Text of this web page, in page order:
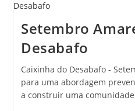
Setembro
Desabafo
Caixinha do Desabafo -
para uma abordagem
a construir uma